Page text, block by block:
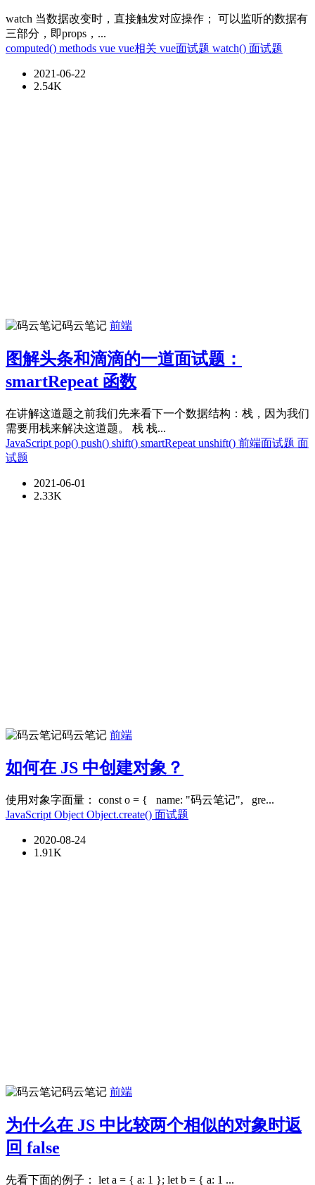
watch 当数据改变时，直接触发对应操作； 可以监听的数据有
三部分，即props，...
computed() methods vue vue相关 vue面试题 watch() 面试题
2021-06-22
2.54K
码云笔记 前端
图解头条和滴滴的一道面试题：
smartRepeat 函数
在讲解这道题之前我们先来看下一个数据结构：栈，因为我们
需要用栈来解决这道题。 栈 栈...
JavaScript pop() push() shift() smartRepeat unshift() 前端面试题 面
试题
2021-06-01
2.33K
码云笔记 前端
如何在 JS 中创建对象？
使用对象字面量： const o = { name: "码云笔记", gre...
JavaScript Object Object.create() 面试题
2020-08-24
1.91K
码云笔记 前端
为什么在 JS 中比较两个相似的对象时返
回 false
先看下面的例子： let a = { a: 1 }; let b = { a: 1 ...